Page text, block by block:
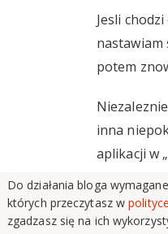
Jesli
nastawiam
potem
inna
aplikacji w
„Przelew
jest
Do działania bloga
których przeczytasz w
zgadzasz się na ich